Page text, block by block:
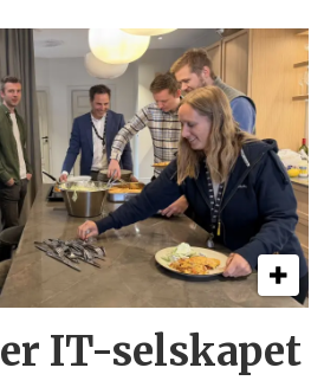
IT-selskapet